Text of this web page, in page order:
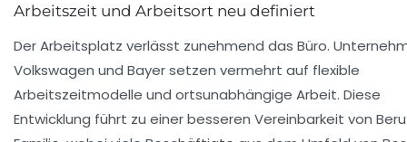
Arbeitszeit und Arbeitsort neu definiert
Der Arbeitsplatz verlässt zunehmend das Büro.
Volkswagen und Bayer setzen vermehrt auf flexible
Arbeitszeitmodelle und ortsunabhängige Arbeit. Diese
Entwicklung führt zu einer besseren Vereinbarkeit von